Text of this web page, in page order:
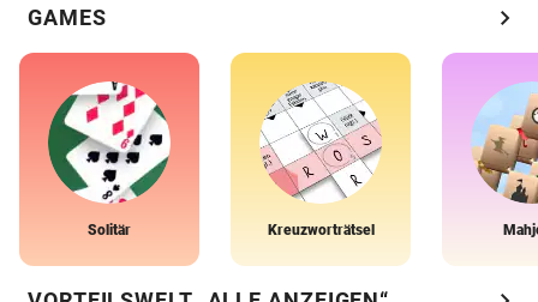
GAMES chevron_right
Solitär Kreuzworträtsel